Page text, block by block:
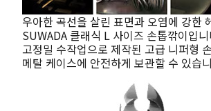
우아한 곡선을 살린 표면과 오염에 강한
SUWADA 클래식 L 사이즈 손톱깎이입
고정밀 수작업으로 제작된 고급 니퍼형
메탈 케이스에 안전하게 보관할 수 있습